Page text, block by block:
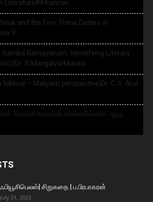
Literature|M.Kannan
and the Five Thinai Deities in
V
Ramayanam: Identifying Literary
G.Mangaiyarkkarasi
biblical – Maliyam perspective|Dr. C.S. Arul
‘கௌசிகாவைக் காணவில்லை’ -ஒரு
ஃபியூசிபெலஸ்| சிறுகதை | ப.பிரபாகரன்
July 31, 2023